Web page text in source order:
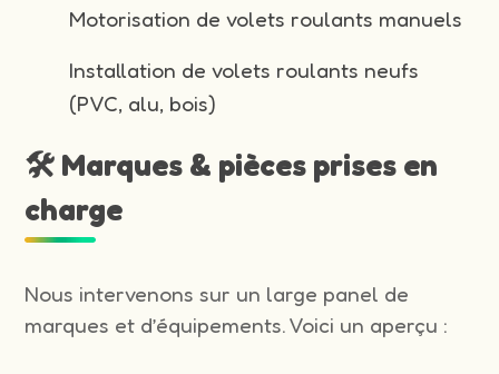
Motorisation de volets roulants manuels
Installation de volets roulants neufs
(PVC, alu, bois)
🛠️ Marques & pièces prises en
charge
Nous intervenons sur un large panel de
marques et d’équipements. Voici un aperçu :